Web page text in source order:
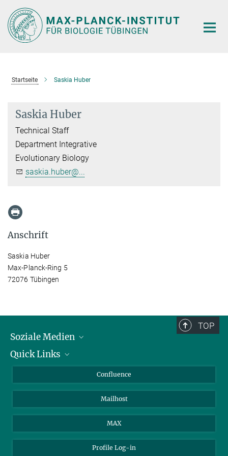
Hauptinhalt
Startseite Saskia Huber
Saskia Huber
Technical Staff
Department Integrative
Evolutionary Biology
saskia.huber@...
Anschrift
Saskia Huber
Max-Planck-Ring 5
72076 Tübingen
TOP
Soziale Medien
LinkedIn
Quick Links
Für Journalisten und Journalistinnen
Ihr Weg zu uns
Confluence
Mailhost
MAX
Profile Log-in